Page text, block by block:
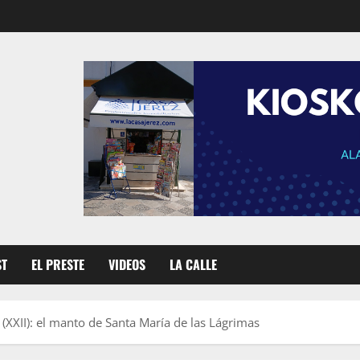
EL PRESTE VIDEOS LA CALLE
el manto de Santa María de las Lágrimas